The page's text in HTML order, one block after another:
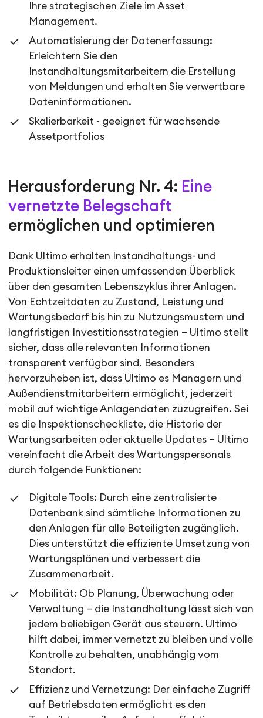
Ihre strategischen Ziele im Asset
Management.
Automatisierung der Datenerfassung:
Erleichtern Sie den
Instandhaltungsmitarbeitern die Erstellung
von Meldungen und erhalten Sie verwertbare
Dateninformationen.
Skalierbarkeit - geeignet für wachsende
Assetportfolios
Herausforderung Nr. 4: Eine
vernetzte Belegschaft
ermöglichen und optimieren
Dank Ultimo erhalten Instandhaltungs- und
Produktionsleiter einen umfassenden Überblick
über den gesamten Lebenszyklus ihrer Anlagen.
Von Echtzeitdaten zu Zustand, Leistung und
Wartungsbedarf bis hin zu Nutzungsmustern und
langfristigen Investitionsstrategien – Ultimo stellt
sicher, dass alle relevanten Informationen
transparent verfügbar sind. Besonders
hervorzuheben ist, dass Ultimo es Managern und
Außendienstmitarbeitern ermöglicht, jederzeit
mobil auf wichtige Anlagendaten zuzugreifen. Sei
es die Inspektionscheckliste, die Historie der
Wartungsarbeiten oder aktuelle Updates – Ultimo
vereinfacht die Arbeit des Wartungspersonals
durch folgende Funktionen:
Digitale Tools: Durch eine zentralisierte
Datenbank sind sämtliche Informationen zu
den Anlagen für alle Beteiligten zugänglich.
Dies unterstützt die effiziente Umsetzung von
Wartungsplänen und verbessert die
Zusammenarbeit.
Mobilität: Ob Planung, Überwachung oder
Verwaltung – die Instandhaltung lässt sich von
jedem beliebigen Gerät aus steuern. Ultimo
hilft dabei, immer vernetzt zu bleiben und volle
Kontrolle zu behalten, unabhängig vom
Standort.
Effizienz und Vernetzung: Der einfache Zugriff
auf Betriebsdaten ermöglicht es den